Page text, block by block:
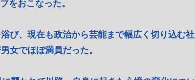
をおこなった。
び、現在も政治から芸能まで幅広く切り込む社
女でほぼ満員だった。